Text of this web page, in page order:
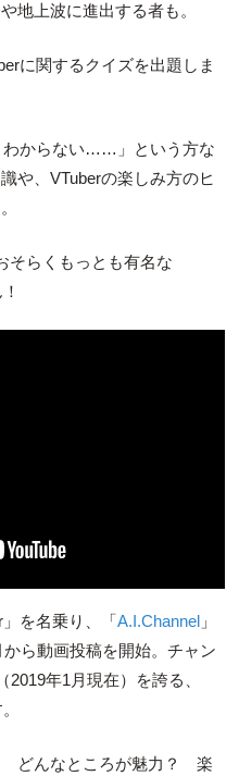
地上波に進出する者も。
に関するクイズを出題しま
わからない……」という方な
や、VTuberの楽しみ方のヒ
そらくもっとも有名な
を名乗り、「A.I.Channel」
ら動画投稿を開始。チャン
年1月現在）を誇る、
どんなところが魅力？ 楽